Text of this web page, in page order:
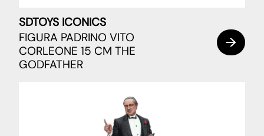
SDTOYS ICONICS
FIGURA PADRINO VITO
CORLEONE 15 CM THE
GODFATHER